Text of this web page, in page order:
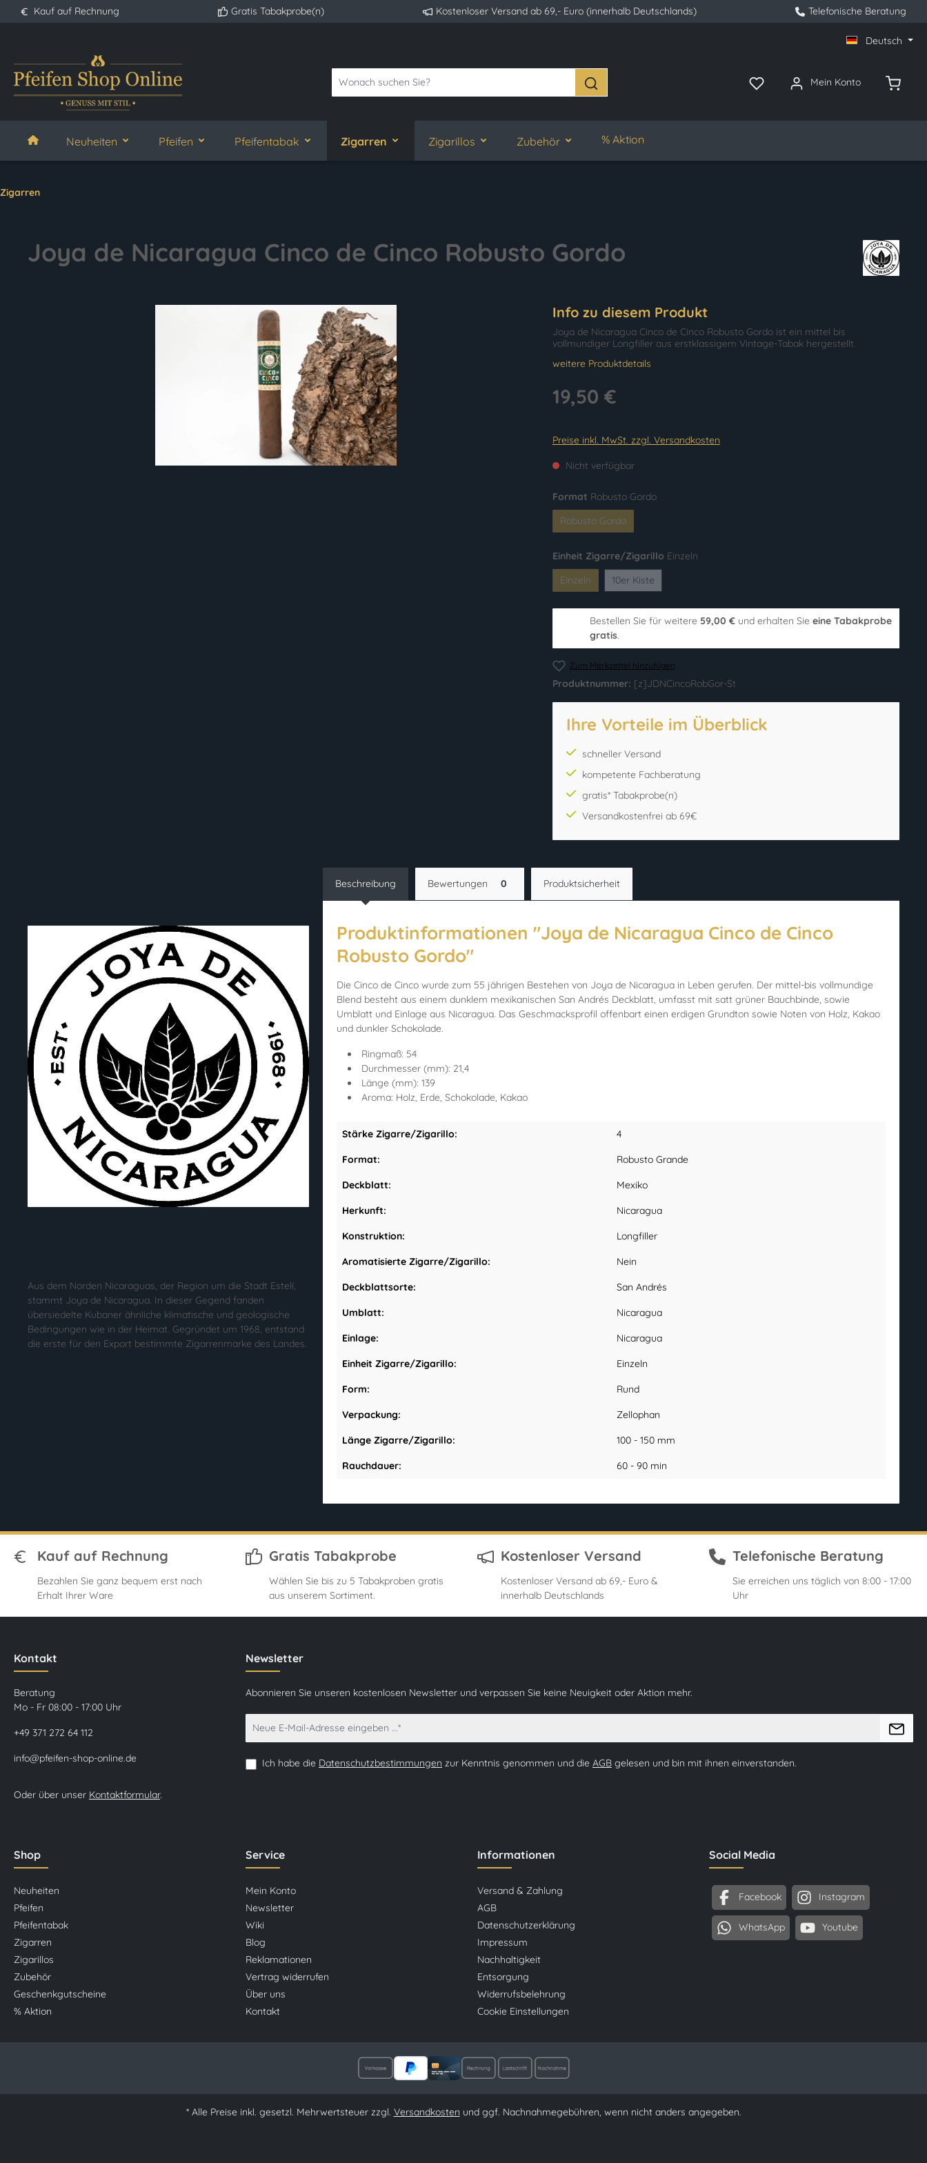
Zur Hauptnavigation springen
Kauf auf Rechnung Gratis Tabakprobe(n) Kostenloser Versand ab 69,- Euro (innerhalb Deutschlands) Telefonische Beratung
Deutsch
Mein Konto
Neuheiten Pfeifen Pfeifentabak Zigarren Zigarillos Zubehör % Aktion
Zigarren
Joya de Nicaragua Cinco de Cinco Robusto Gordo
Info zu diesem Produkt
Joya de Nicaragua Cinco de Cinco Robusto Gordo ist ein mittel bis
vollmundiger Longfiller aus erstklassigem Vintage-Tabak hergestellt.
weitere Produktdetails
19,50 €
Preise inkl. MwSt. zzgl. Versandkosten
Nicht verfügbar
Format Robusto Gordo
Robusto Gordo
(Diese Option ist zurzeit nicht verfügbar.)
Einheit Zigarre/Zigarillo Einzeln
Einzeln(Diese Option ist zurzeit nicht verfügbar.)
10er Kiste(Diese Option ist zurzeit nicht verfügbar.)
Bestellen Sie für weitere 59,00 €und erhalten Sie eine Tabakprobe
gratis.
Zum Merkzettel hinzufügen
Produktnummer: [z]JDNCincoRobGor-St
Ihre Vorteile im Überblick
schneller Versand
kompetente Fachberatung
gratis* Tabakprobe(n)
Versandkostenfrei ab 69€
Aus dem Norden Nicaraguas, der Region um die Stadt Estelí,
stammt Joya de Nicaragua. In dieser Gegend fanden
übersiedelte Kubaner ähnliche klimatische und geologische
Bedingungen wie in der Heimat. Gegründet um 1968, entstand
die erste für den Export bestimmte Zigarrenmarke des Landes.
Beschreibung Bewertungen 0 Produktsicherheit
Produktinformationen "Joya de Nicaragua Cinco de Cinco
Robusto Gordo"
Die Cinco de Cinco wurde zum 55 jährigen Bestehen von Joya de Nicaragua in Leben gerufen. Der mittel-bis vollmundige
Blend besteht aus einem dunklem mexikanischen San Andrés Deckblatt, umfasst mit satt grüner Bauchbinde, sowie
Umblatt und Einlage aus Nicaragua. Das Geschmacksprofil offenbart einen erdigen Grundton sowie Noten von Holz, Kakao
und dunkler Schokolade.
Ringmaß: 54
Durchmesser (mm): 21,4
Länge (mm): 139
Aroma: Holz, Erde, Schokolade, Kakao
Stärke Zigarre/Zigarillo: 4
Format: Robusto Grande
Deckblatt: Mexiko
Herkunft: Nicaragua
Konstruktion: Longfiller
Aromatisierte Zigarre/Zigarillo: Nein
Deckblattsorte: San Andrés
Umblatt: Nicaragua
Einlage: Nicaragua
Einheit Zigarre/Zigarillo: Einzeln
Form: Rund
Verpackung: Zellophan
Länge Zigarre/Zigarillo: 100 - 150 mm
Rauchdauer: 60 - 90 min
Kauf auf Rechnung
Bezahlen Sie ganz bequem erst nach
Erhalt Ihrer Ware
Gratis Tabakprobe
Wählen Sie bis zu 5 Tabakproben gratis
aus unserem Sortiment.
Kostenloser Versand
Kostenloser Versand ab 69,- Euro &
innerhalb Deutschlands
Telefonische Beratung
Sie erreichen uns täglich von 8:00 - 17:00
Uhr
Kontakt
Beratung
Mo - Fr 08:00 - 17:00 Uhr
+49 371 272 64 112
info@pfeifen-shop-online.de
Oder über unser Kontaktformular.
Newsletter
Abonnieren Sie unseren kostenlosen Newsletter und verpassen Sie keine Neuigkeit oder Aktion mehr.
Ich habe die Datenschutzbestimmungen zur Kenntnis genommen und die AGB gelesen und bin mit ihnen einverstanden.
Social Media
Facebook Instagram
WhatsApp Youtube
Shop
Neuheiten
Pfeifen
Pfeifentabak
Zigarren
Zigarillos
Zubehör
Geschenkgutscheine
% Aktion
Service
Mein Konto
Newsletter
Wiki
Blog
Reklamationen
Vertrag widerrufen
Über uns
Kontakt
Informationen
Versand & Zahlung
AGB
Datenschutzerklärung
Impressum
Nachhaltigkeit
Entsorgung
Widerrufsbelehrung
Cookie Einstellungen
* Alle Preise inkl. gesetzl. Mehrwertsteuer zzgl. Versandkosten und ggf. Nachnahmegebühren, wenn nicht anders angegeben.